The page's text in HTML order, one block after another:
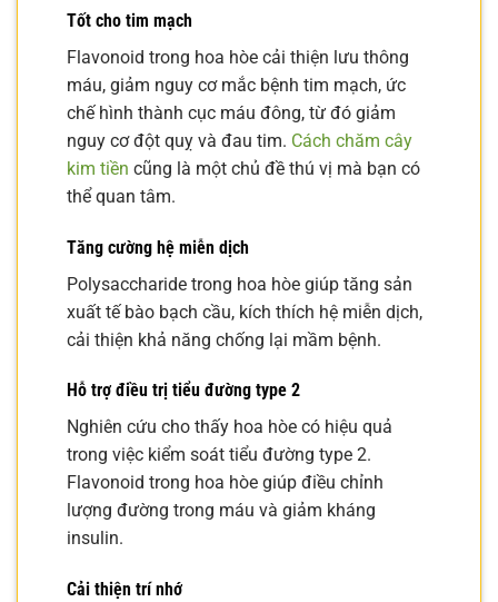
Tốt cho tim mạch
Flavonoid trong hoa hòe cải thiện lưu thông
máu, giảm nguy cơ mắc bệnh tim mạch, ức
chế hình thành cục máu đông, từ đó giảm
nguy cơ đột quỵ và đau tim. Cách chăm cây
kim tiền cũng là một chủ đề thú vị mà bạn có
thể quan tâm.
Tăng cường hệ miễn dịch
Polysaccharide trong hoa hòe giúp tăng sản
xuất tế bào bạch cầu, kích thích hệ miễn dịch,
cải thiện khả năng chống lại mầm bệnh.
Hỗ trợ điều trị tiểu đường type 2
Nghiên cứu cho thấy hoa hòe có hiệu quả
trong việc kiểm soát tiểu đường type 2.
Flavonoid trong hoa hòe giúp điều chỉnh
lượng đường trong máu và giảm kháng
insulin.
Cải thiện trí nhớ